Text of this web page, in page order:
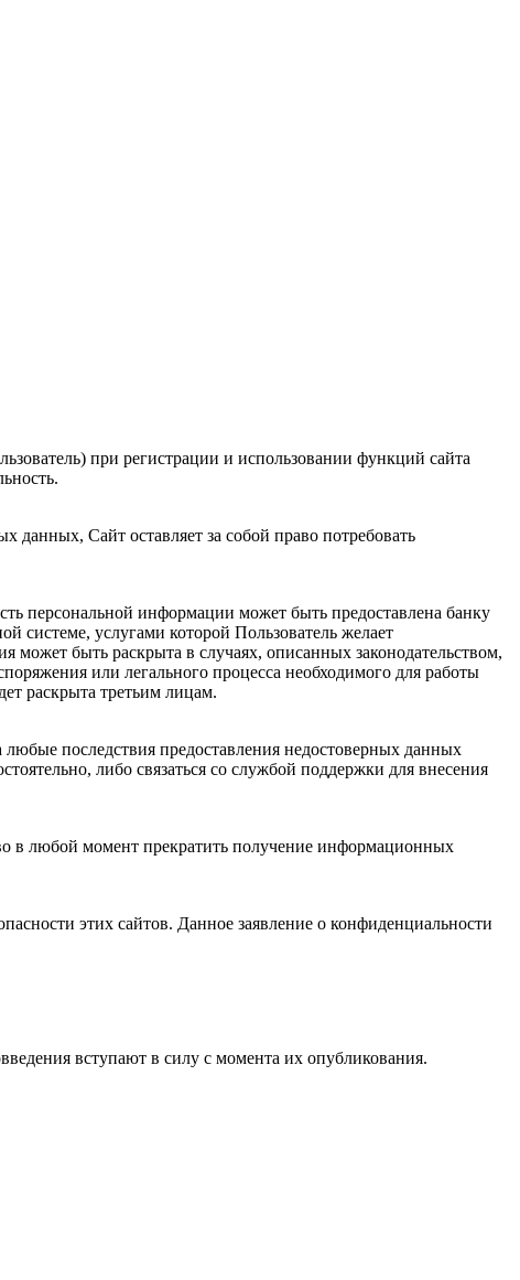
при регистрации и использовании функций сайта
данных, Сайт оставляет за собой право потребовать
персональной информации может быть предоставлена банку
системе, услугами которой Пользователь желает
может быть раскрыта в случаях, описанных законодательством,
или легального процесса необходимого для работы
раскрыта третьим лицам.
последствия предоставления недостоверных данных
либо связаться со службой поддержки для внесения
в любой момент прекратить получение информационных
этих сайтов. Данное заявление о конфиденциальности
вступают в силу с момента их опубликования.